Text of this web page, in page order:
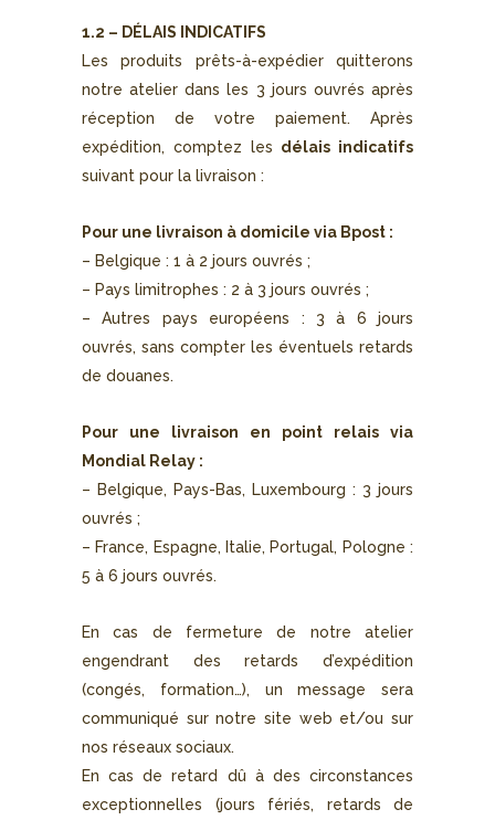
1.2 – DÉLAIS INDICATIFS
Les produits prêts-à-expédier quitterons
notre atelier dans les 3 jours ouvrés après
réception de votre paiement. Après
expédition, comptez les délais indicatifs
suivant pour la livraison :
Pour une livraison à domicile via Bpost :
– Belgique : 1 à 2 jours ouvrés ;
– Pays limitrophes : 2 à 3 jours ouvrés ;
– Autres pays européens : 3 à 6 jours
ouvrés, sans compter les éventuels retards
de douanes.
Pour une livraison en point relais via
Mondial Relay :
– Belgique, Pays-Bas, Luxembourg : 3 jours
ouvrés ;
– France, Espagne, Italie, Portugal, Pologne :
5 à 6 jours ouvrés.
En cas de fermeture de notre atelier
engendrant des retards d’expédition
(congés, formation…), un message sera
communiqué sur notre site web et/ou sur
nos réseaux sociaux.
En cas de retard dû à des circonstances
exceptionnelles (jours fériés, retards de